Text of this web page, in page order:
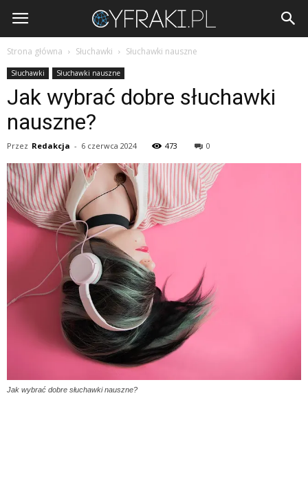
Cyfraki.pl
Strona główna Słuchawki Słuchawki nauszne
Słuchawki Słuchawki nauszne
Jak wybrać dobre słuchawki
nauszne?
Przez Redakcja - 6 czerwca 2024 473 0
Jak wybrać dobre słuchawki nauszne?